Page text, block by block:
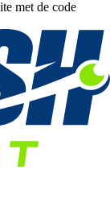
met de code